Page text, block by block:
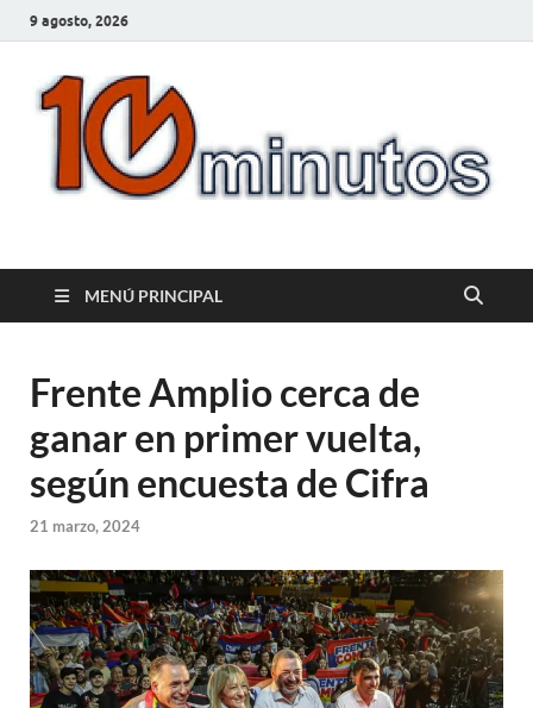
9 agosto, 2026
10minutos.com.uy
MENÚ PRINCIPAL
Frente Amplio cerca de
ganar en primer vuelta,
según encuesta de Cifra
21 marzo, 2024